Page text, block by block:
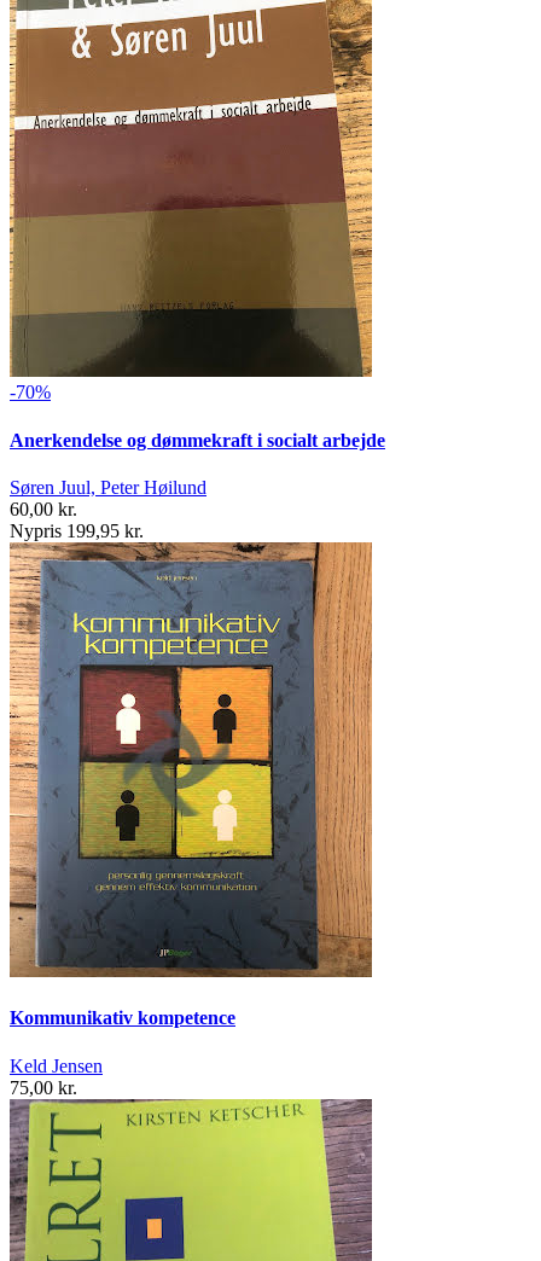
-70%
Anerkendelse og dømmekraft i socialt arbejde
Søren Juul, Peter Høilund
60,00 kr.
Nypris 199,95 kr.
Kommunikativ kompetence
Keld Jensen
75,00 kr.